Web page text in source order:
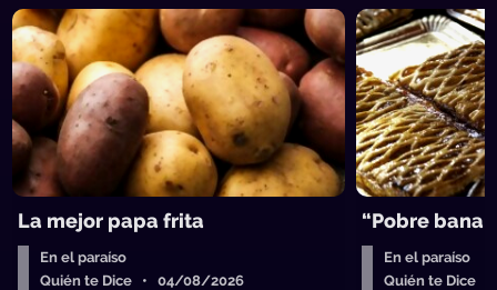
La mejor papa frita
En el paraíso
Quién te Dice • 04/08/2026
“Pobre
En el paraíso
Quién te Dice